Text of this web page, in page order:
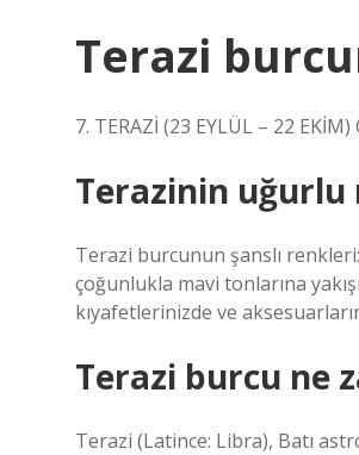
Terazi
7. TERAZİ (23 EYLÜL – 22
Terazinin uğurlu
Terazi burcunun şanslı
çoğunlukla mavi tonlarına
kıyafetlerinizde ve
Terazi burcu ne
Terazi (Latince: Libra), Batı